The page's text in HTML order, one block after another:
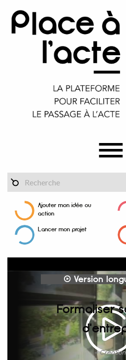
Ajouter mon idée ou
action
Lancer mon projet
Formaliser
Version